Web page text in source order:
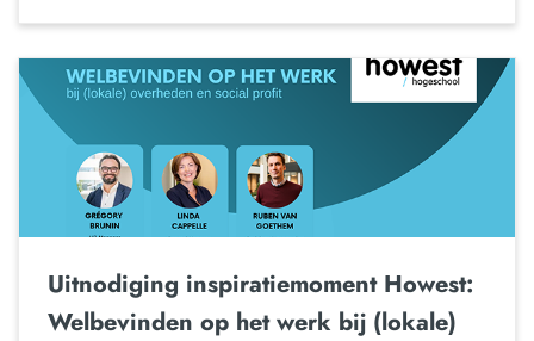
Uitnodiging inspiratiemoment Howest:
Welbevinden op het werk bij (lokale)